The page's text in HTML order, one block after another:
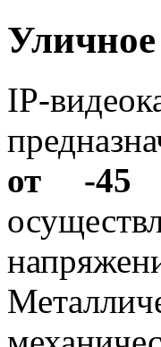
IP-
от -45